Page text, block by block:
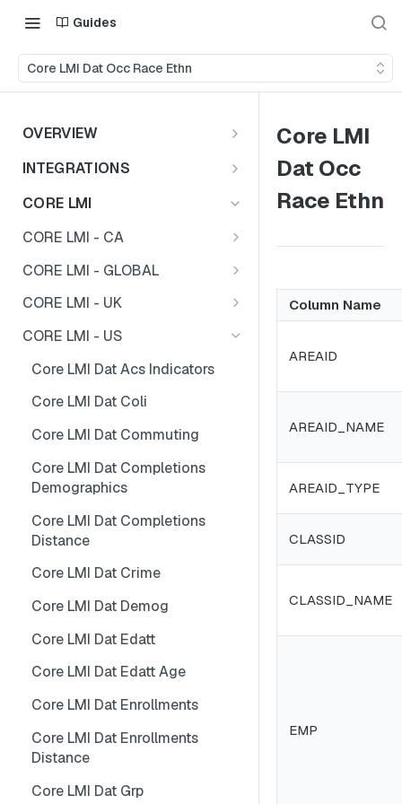
Guides
Core LMI Dat Occ Race Ethn
OVERVIEW
Important Note
INTEGRATIONS
Shares
CORE LMI
CORE LMI - CA
Core LMI Dat Demog
Core LMI Dat Ed
Core LMI Dat Ind
Core LMI Dat Occ
Core LMI Dat Unemp Ind
Core LMI Dat Wf Demog
Core LMI Ref Csd Cd Prov
Core LMI Ref Csd Cma
CORE LMI - GLOBAL
Core LMI Detailed Dat Ind
Core LMI Detailed Dat Occ
Core LMI Detailed Dim Ind
Core LMI Detailed Dim Occ
Core LMI Detailed Meta
Core LMI Detailed Ref Areaid
CORE LMI - UK
Core LMI Dat Demog
Core LMI Dat Econ Activity
Core LMI Dat Ind
Core LMI Dat Ind Gender Age
Core LMI Dat Occ Gender Age
Core LMI Dat Occ
Core LMI Dat Staffing
Core LMI Ref Lau1 Nuts3 Nuts1
CORE LMI - US
Core LMI Dat Acs Indicators
Core LMI Dat Coli
Core LMI Dat Commuting
Core LMI Dat Completions
Demographics
Core LMI Dat Completions
Distance
Core LMI Dat Crime
Core LMI Dat Demog
Core LMI Dat Edatt
Core LMI Dat Edatt Age
Core LMI Dat Enrollments
Core LMI Dat Enrollments
Distance
Core LMI Dat Grp
Core LMI
Dat Occ
Race Ethn
Column Name
AREAID
AREAID_NAME
AREAID_TYPE
CLASSID
CLASSID_NAME
EMP